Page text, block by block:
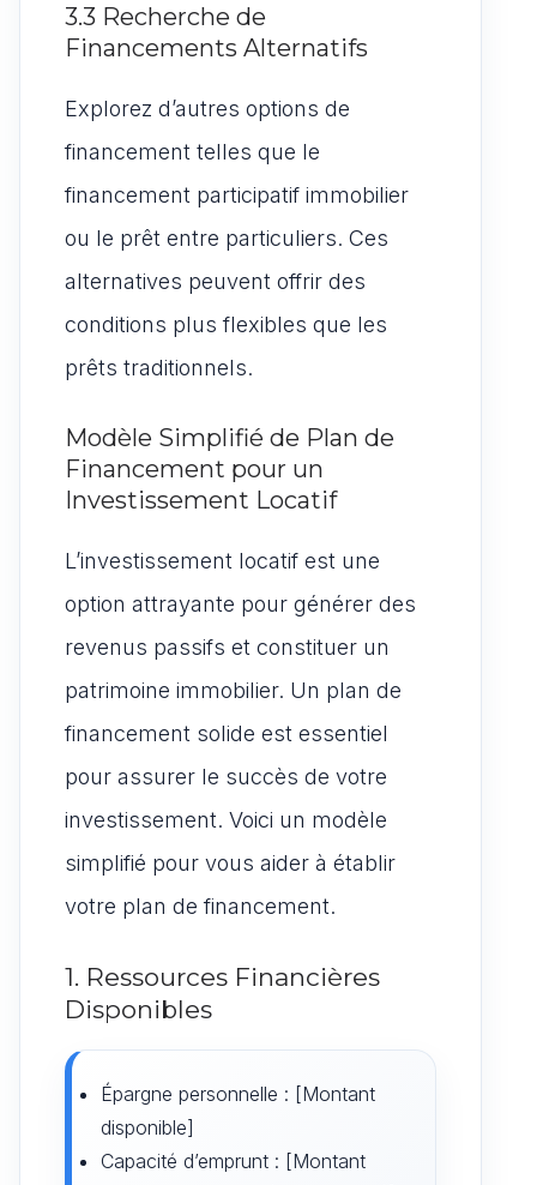
3.3 Recherche de
Financements Alternatifs
Explorez d’autres options de
financement telles que le
financement participatif immobilier
ou le prêt entre particuliers. Ces
alternatives peuvent offrir des
conditions plus flexibles que les
prêts traditionnels.
Modèle Simplifié de Plan de
Financement pour un
Investissement Locatif
L’investissement locatif est une
option attrayante pour générer des
revenus passifs et constituer un
patrimoine immobilier. Un plan de
financement solide est essentiel
pour assurer le succès de votre
investissement. Voici un modèle
simplifié pour vous aider à établir
votre plan de financement.
1. Ressources Financières
Disponibles
Épargne personnelle : [Montant
disponible]
Capacité d’emprunt : [Montant